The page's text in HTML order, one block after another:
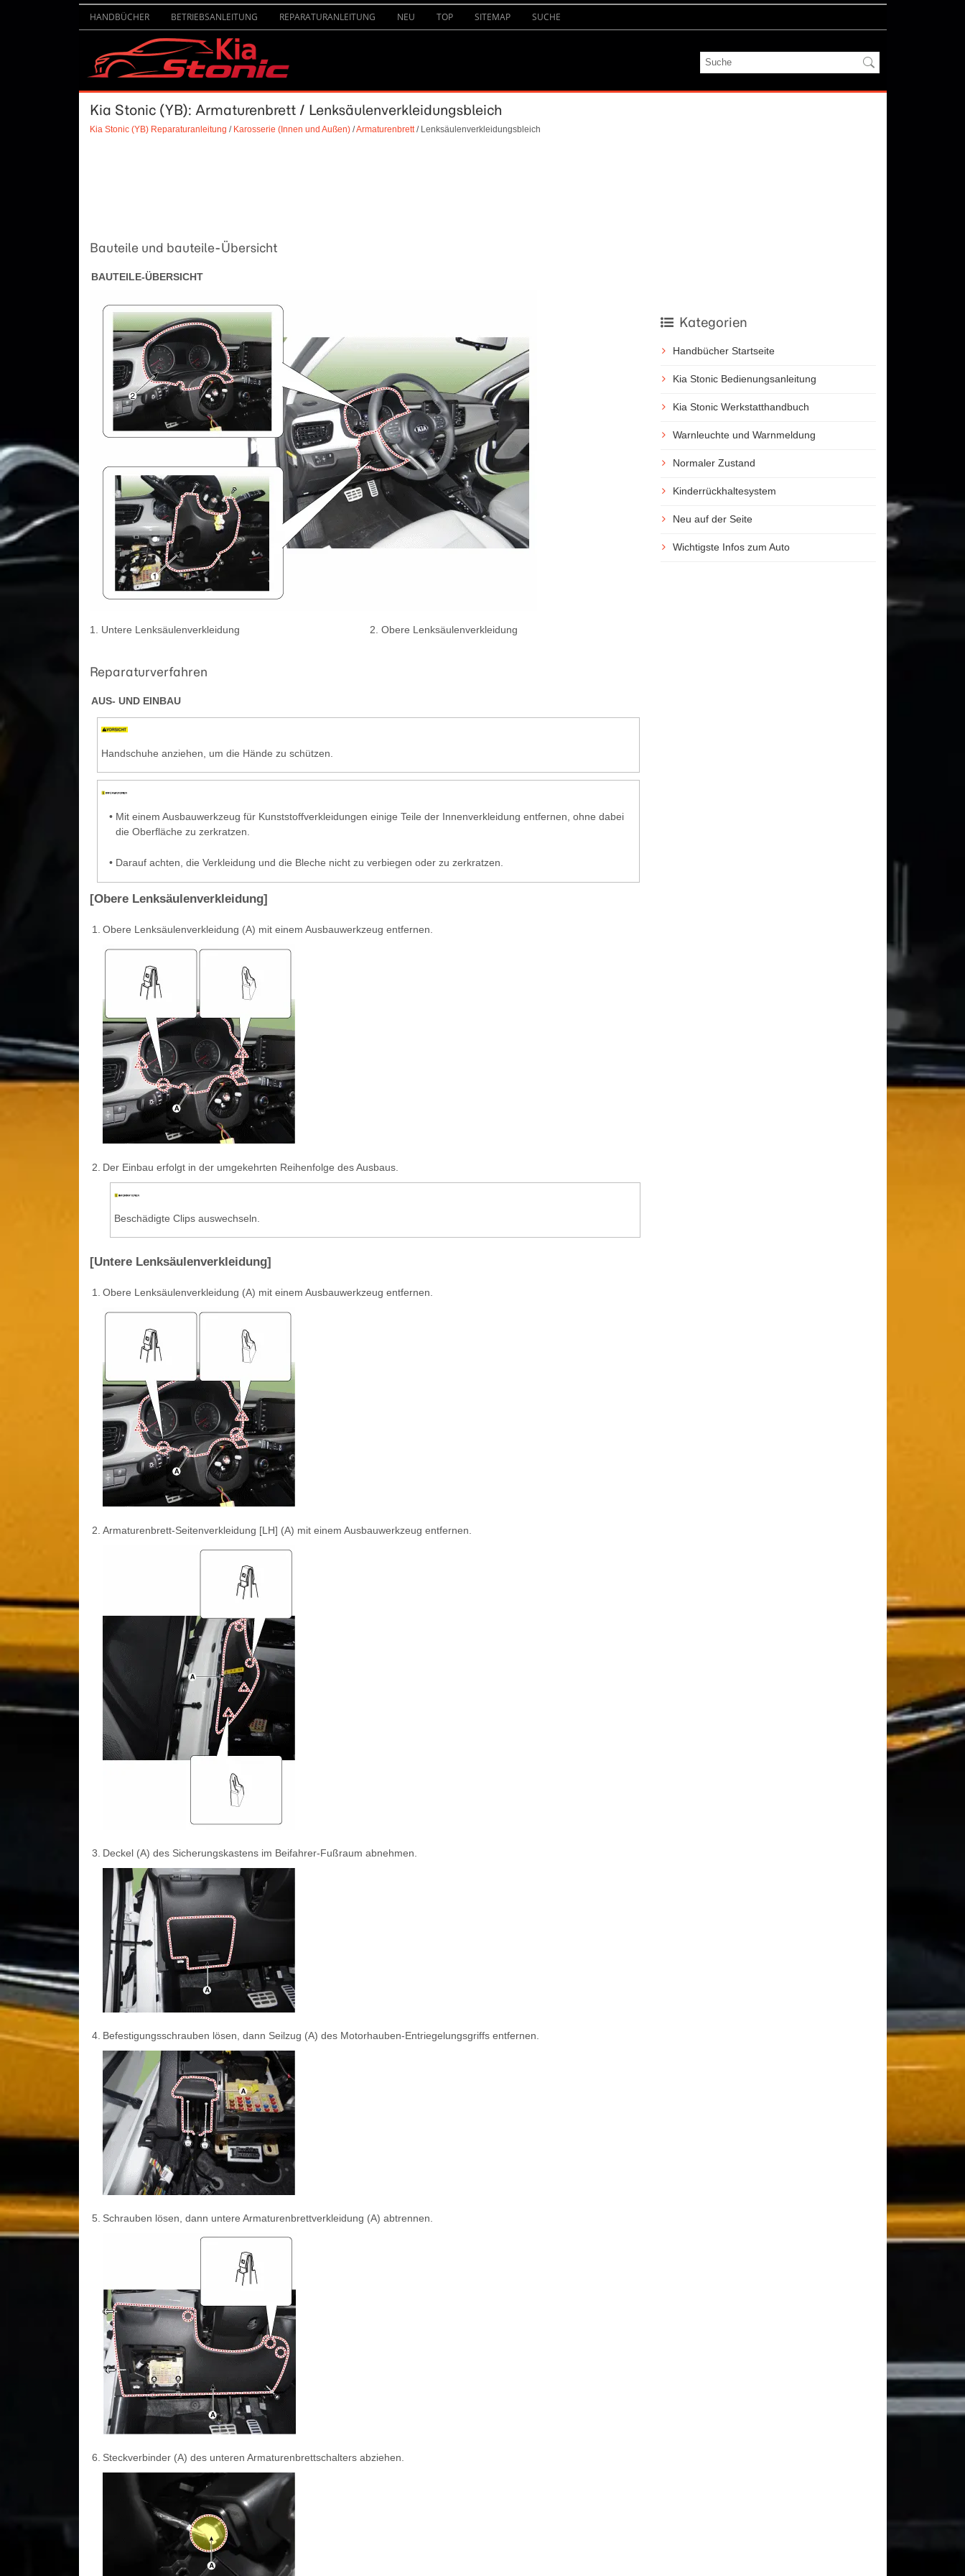
HANDBÜCHER BETRIEBSANLEITUNG REPARATURANLEITUNG NEU TOP SITEMAP SUCHE
Kia Stonic (YB): Armaturenbrett / Lenksäulenverkleidungsbleich
Kia Stonic (YB) Reparaturanleitung / Karosserie (Innen und Außen)/Armaturenbrett/ Lenksäulenverkleidungsbleich
Bauteile und bauteile-Übersicht
BAUTEILE-ÜBERSICHT
1. Untere Lenksäulenverkleidung 2. Obere Lenksäulenverkleidung
Reparaturverfahren
AUS- UND EINBAU
Handschuhe anziehen, um die Hände zu schützen.
• Mit einem Ausbauwerkzeug für Kunststoffverkleidungen einige Teile der Innenverkleidung entfernen, ohne dabei
die Oberfläche zu zerkratzen.
• Darauf achten, die Verkleidung und die Bleche nicht zu verbiegen oder zu zerkratzen.
[Obere Lenksäulenverkleidung]
1. Obere Lenksäulenverkleidung (A) mit einem Ausbauwerkzeug entfernen.
2. Der Einbau erfolgt in der umgekehrten Reihenfolge des Ausbaus.
Beschädigte Clips auswechseln.
[Untere Lenksäulenverkleidung]
1. Obere Lenksäulenverkleidung (A) mit einem Ausbauwerkzeug entfernen.
2. Armaturenbrett-Seitenverkleidung [LH] (A) mit einem Ausbauwerkzeug entfernen.
3. Deckel (A) des Sicherungskastens im Beifahrer-Fußraum abnehmen.
4. Befestigungsschrauben lösen, dann Seilzug (A) des Motorhauben-Entriegelungsgriffs entfernen.
5. Schrauben lösen, dann untere Armaturenbrettverkleidung (A) abtrennen.
6. Steckverbinder (A) des unteren Armaturenbrettschalters abziehen.
Kategorien
Handbücher Startseite
Kia Stonic Bedienungsanleitung
Kia Stonic Werkstatthandbuch
Warnleuchte und Warnmeldung
Normaler Zustand
Kinderrückhaltesystem
Neu auf der Seite
Wichtigste Infos zum Auto